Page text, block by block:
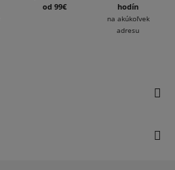
od 99€
hodín
na akúkoľvek
adresu